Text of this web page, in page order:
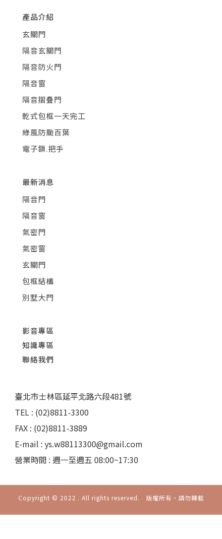
產品介紹
玄關門
隔音玄關門
隔音防火門
隔音窗
隔音摺疊門
乾式包框一天完工
綠風防颱百葉
電子鎖.把手
最新消息
隔音門
隔音窗
氣密門
氣密窗
玄關門
包框結構
別墅大門
影音專區
知識專區
聯絡我們
臺北市士林區延平北路六段481號
TEL : (02)8811-3300
FAX : (02)8811-3889
E-mail : ys.w88113300@gmail.com
營業時間 : 週一至週五 08:00~17:30
Copyright © 2022 . All rights reserved. 版權所有‧請勿轉載